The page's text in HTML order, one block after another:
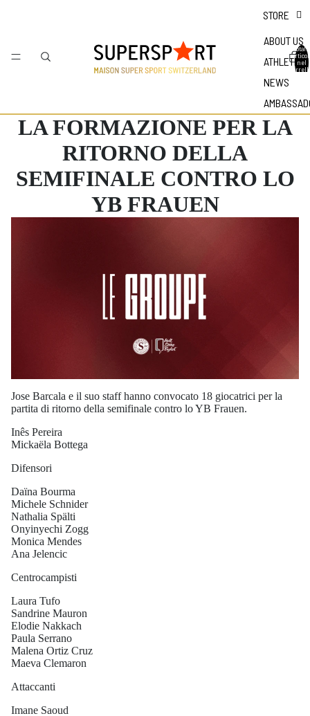
STORE
ABOUT US
ATHLETES
NEWS
Totale
nel
LA FORMAZIONE PER LA
RITORNO DELLA
SEMIFINALE CONTRO LO
YB FRAUEN
Jose Barcala e il suo staff hanno convocato 18 giocatrici per la
partita di ritorno della semifinale contro lo YB Frauen.
Inês Pereira
Mickaëla Bottega
Difensori
Daïna Bourma
Michele Schnider
Nathalia Spälti
Onyinyechi Zogg
Monica Mendes
Ana Jelencic
Centrocampisti
Laura Tufo
Sandrine Mauron
Elodie Nakkach
Paula Serrano
Malena Ortiz Cruz
Maeva Clemaron
Attaccanti
Imane Saoud